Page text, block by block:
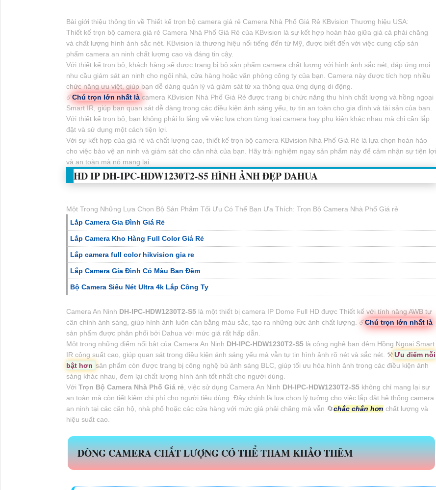
Bài giới thiệu thông tin về Thiết kế trọn bộ camera giá rẻ Camera Nhà Phố Giá Rẻ KBvision Thương hiệu USA:
Thiết kế trọn bộ camera giá rẻ Camera Nhà Phố Giá Rẻ của KBvision là sự kết hợp hoàn hảo giữa giá cả phải chăng
và chất lượng hình ảnh sắc nét. KBvision là thương hiệu nổi tiếng đến từ Mỹ, được biết đến với việc cung cấp sản
phẩm camera an ninh chất lượng cao và đáng tin cậy.
Với thiết kế trọn bộ, khách hàng sẽ được trang bị bộ sản phẩm camera chất lượng với hình ảnh sắc nét, đáp ứng mọi
nhu cầu giám sát an ninh cho ngôi nhà, cửa hàng hoặc văn phòng công ty của bạn. Camera này được tích hợp nhiều
chức năng ưu việt, giúp bạn dễ dàng quản lý và giám sát từ xa thông qua ứng dụng di động.
☄️Chú trọn lớn nhất là camera KBvision Nhà Phố Giá Rẻ được trang bị chức năng thu hình chất lượng và hồng ngoại
Smart IR, giúp bạn quan sát dễ dàng trong các điều kiện ánh sáng yếu, tự tin an toàn cho gia đình và tài sản của bạn.
Với thiết kế trọn bộ, bạn không phải lo lắng về việc lựa chọn từng loại camera hay phụ kiện khác nhau mà chỉ cần lắp
đặt và sử dụng một cách tiện lợi.
Với sự kết hợp của giá rẻ và chất lượng cao, thiết kế trọn bộ camera KBvision Nhà Phố Giá Rẻ là lựa chọn hoàn hảo
cho việc bảo vệ an ninh và giám sát cho căn nhà của bạn. Hãy trải nghiệm ngay sản phẩm này để cảm nhận sự tiện lợi
và an toàn mà nó mang lại.
HD IPDH-IPC-HDW1230T2-S5 HÌNH ẢNH ĐẸP DAHUA
Một Trong Những Lựa Chọn Bộ Sản Phẩm Tối Ưu Có Thể Bạn Ưa Thích: Trọn Bộ Camera Nhà Phố Giá rẻ
Lắp Camera Gia Đình Giá Rẻ
Lắp Camera Kho Hàng Full Color Giá Rẻ
Lắp camera full color hikvision gia re
Lắp Camera Gia Đình Có Màu Ban Đêm
Bộ Camera Siêu Nét Ultra 4k Lắp Công Ty
Camera An Ninh DH-IPC-HDW1230T2-S5là một thiết bị camera IP Dome Full HD được Thiết kế với tính năng AWB tự
cân chỉnh ánh sáng, giúp hình ảnh luôn cân bằng màu sắc, tạo ra những bức ảnh chất lượng. ☄️Chú trọn lớn nhất là
sản phẩm được phân phối bởi Dahua với mức giá rất hấp dẫn.
Một trong những điểm nổi bật của Camera An Ninh DH-IPC-HDW1230T2-S5là công nghệ ban đêm Hồng Ngoại Smart
IR công suất cao, giúp quan sát trong điều kiện ánh sáng yếu mà vẫn tự tin hình ảnh rõ nét và sắc nét. ⚒Ưu điểm nỗi
bật hơn sản phẩm còn được trang bị công nghệ bù ánh sáng BLC, giúp tối ưu hóa hình ảnh trong các điều kiện ánh
sáng khác nhau, đem lại chất lượng hình ảnh tốt nhất cho người dùng.
Với Trọn Bộ Camera Nhà Phố Giá rẻ, việc sử dụng Camera An Ninh DH-IPC-HDW1230T2-S5không chỉ mang lại sự
an toàn mà còn tiết kiệm chi phí cho người tiêu dùng. Đây chính là lựa chọn lý tưởng cho việc lắp đặt hệ thống camera
an ninh tại các căn hộ, nhà phố hoặc các cửa hàng với mức giá phải chăng mà vẫn 🔄chắc chắn hơn chất lượng và
hiệu suất cao.
DÒNG CAMERA CHẤT LƯỢNG CÓ THỂ THAM KHẢO THÊM